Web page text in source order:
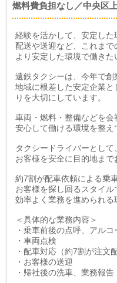
燃料費負担なし／中央区
経験を活かして、安定し
配送や送迎など、これまで
より安定した環境で働きた
遠鉄タクシーは、今年で創
地域に根差した安定企業と
りを大切にしています。
車両・燃料・整備などを会
安心して働ける環境を整え
タクシードライバーとして、
お客様を安全に目的地まで
約7割が配車依頼による乗
お客様を探し回るスタイル
効率よく業務を進められる
＜具体的な業務内容＞
・乗車前後の点呼、アルコ
・車両点検
・配車対応（約7割が注文配
・お客様の送迎
・帰社後の洗車、業務報告